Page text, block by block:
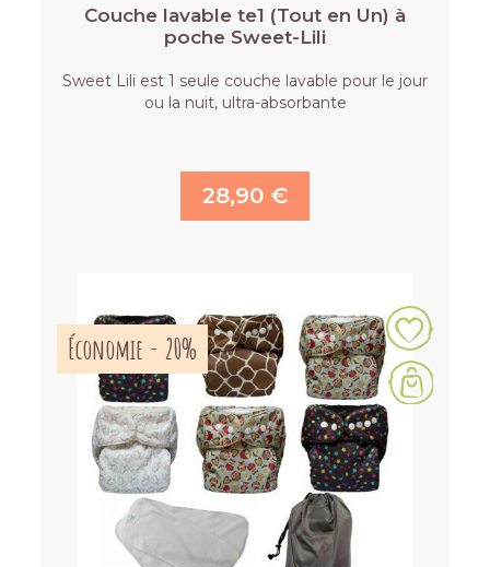
Couche lavable te1 (Tout en Un) à
poche Sweet-Lili
Sweet Lili est 1 seule couche lavable pour le jour
ou la nuit, ultra-absorbante
28,90 €
Économie - 20%